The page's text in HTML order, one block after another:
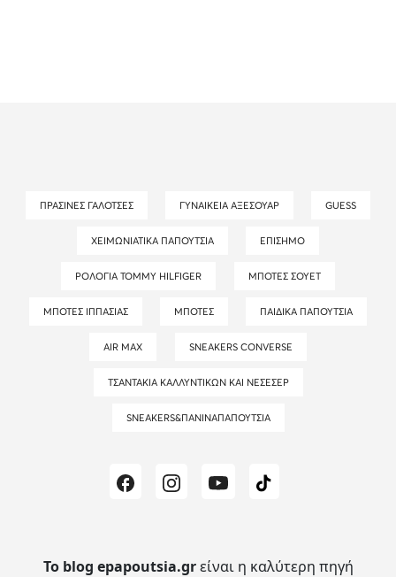
ΠΡΆΣΙΝΕΣ ΓΑΛΌΤΣΕΣ ΓΥΝΑΙΚΕΊΑ ΑΞΕΣΟΥΆΡ GUESS
ΧΕΙΜΩΝΙΆΤΙΚΑ ΠΑΠΟΎΤΣΙΑ ΕΠΊΣΗΜΟ
ΡΟΛΌΓΙΑ TOMMY HILFIGER ΜΠΌΤΕΣ ΣΟΥΈΤ
ΜΠΌΤΕΣ ΙΠΠΑΣΊΑΣ ΜΠΌΤΕΣ ΠΑΙΔΙΚΆ ΠΑΠΟΎΤΣΙΑ
AIR MAX SNEAKERS CONVERSE
ΤΣΑΝΤΆΚΙΑ ΚΑΛΛΥΝΤΙΚΏΝ ΚΑΙ ΝΕΣΕΣΈΡ
SNEAKERS&ΠΆΝΙΝΑΠΑΠΟΎΤΣΙΑ
Το blog epapoutsia.grείναι η καλύτερη πηγή